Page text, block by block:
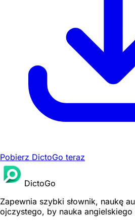
Pobierz DictoGo teraz
DictoGo
Zapewnia szybki słownik, naukę
ojczystego, by nauka angielskiego